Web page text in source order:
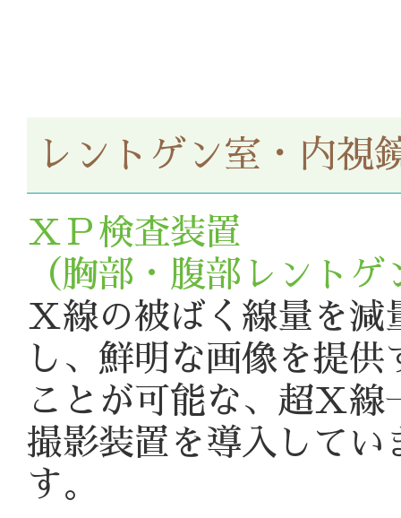
レントゲン室・内視
ＸＰ検査装置
（胸部・腹部レントゲ
Ｘ線の被ばく線量を減
し、鮮明な画像を提供
ことが可能な、超Ｘ線
撮影装置を導入してい
す。